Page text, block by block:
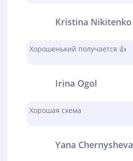
Kristina Nikitenko
Хорошенький получается 👍
Irina Ogol
Хорошая схема
Yana Chernysheva